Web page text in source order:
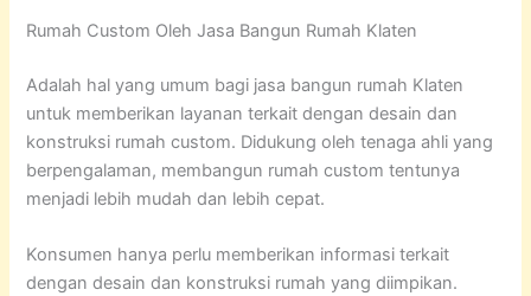
Rumah Custom Oleh Jasa Bangun Rumah Klaten
Adalah hal yang umum bagi jasa bangun rumah Klaten
untuk memberikan layanan terkait dengan desain dan
konstruksi rumah custom. Didukung oleh tenaga ahli yang
berpengalaman, membangun rumah custom tentunya
menjadi lebih mudah dan lebih cepat.
Konsumen hanya perlu memberikan informasi terkait
dengan desain dan konstruksi rumah yang diimpikan.